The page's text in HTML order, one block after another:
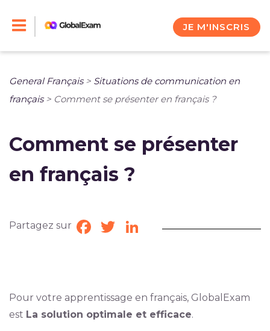
JE M'INSCRIS
General Français> Situations de communication en
français> Comment se présenter en français ?
Comment se présenter
en français ?
Partagez sur Facebook
TwitterLinkedIn
Pour votre apprentissage en français, GlobalExam
est La solution optimale et efficace.